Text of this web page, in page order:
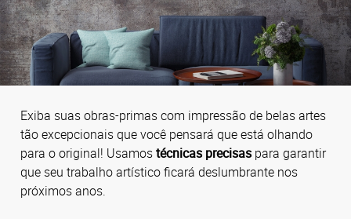
Exiba suas obras-primas com impressão de belas artes
tão excepcionais que você pensará que está olhando
para o original! Usamostécnicas precisas para garantir
que seu trabalho artístico ficará deslumbrante nos
próximos anos.